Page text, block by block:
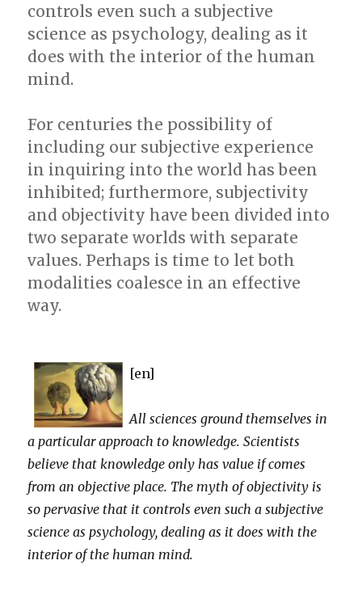
controls even such a subjective
science as psychology, dealing as it
does with the interior of the human
mind.
For centuries the possibility of
including our subjective experience
in inquiring into the world has been
inhibited; furthermore, subjectivity
and objectivity have been divided into
two separate worlds with separate
values. Perhaps is time to let both
modalities coalesce in an effective
way.
[en]
All sciences ground themselves in
a particular approach to knowledge. Scientists
believe that knowledge only has value if comes
from an objective place. The myth of objectivity is
so pervasive that it controls even such a subjective
science as psychology, dealing as it does with the
interior of the human mind.